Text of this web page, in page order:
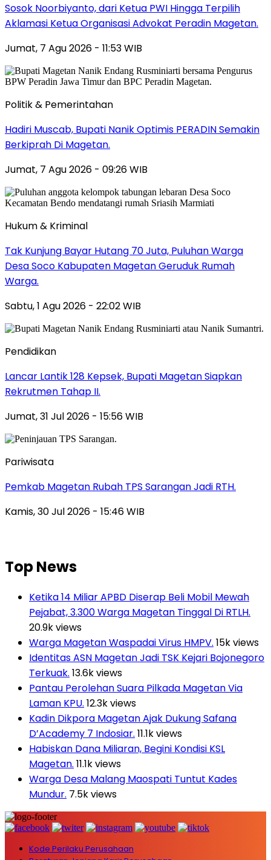
Sosok Noorbiyanto, dari Ketua PWI Hingga Terpilih
Aklamasi Ketua Organisasi Advokat Peradin Magetan.
Jumat, 7 Agu 2026 - 11:53 WIB
Politik & Pemerintahan
Hadiri Muscab, Bupati Nanik Optimis PERADIN Semakin
Berkiprah Di Magetan.
Jumat, 7 Agu 2026 - 09:26 WIB
Hukum & Kriminal
Tak Kunjung Bayar Hutang 70 Juta, Puluhan Warga
Desa Soco Kabupaten Magetan Geruduk Rumah
Warga.
Sabtu, 1 Agu 2026 - 22:02 WIB
Pendidikan
Lancar Lantik 128 Kepsek, Bupati Magetan Siapkan
Rekrutmen Tahap II.
Jumat, 31 Jul 2026 - 15:56 WIB
Pariwisata
Pemkab Magetan Rubah TPS Sarangan Jadi RTH.
Kamis, 30 Jul 2026 - 15:46 WIB
Top News
Ketika 14 Miliar APBD Diserap Beli Mobil Mewah
Pejabat, 3.300 Warga Magetan Tinggal Di RTLH.
20.9k views
Warga Magetan Waspadai Virus HMPV. 15k views
Identitas ASN Magetan Jadi TSK Kejari Bojonegoro
Terkuak. 13.6k views
Pantau Perolehan Suara Pilkada Magetan Via
Laman KPU. 12.3k views
Kadin Dikpora Magetan Ajak Dukung Safana
D’Academy 7 Indosiar. 11.1k views
Habiskan Dana Miliaran, Begini Kondisi KSL
Magetan. 11.1k views
Warga Desa Malang Maospati Tuntut Kades
Mundur. 7.5k views
Kode Perilaku Perusahaan